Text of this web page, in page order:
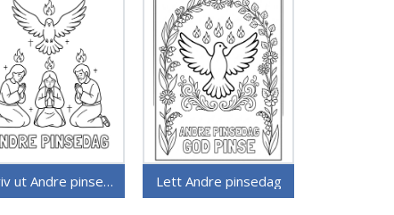
Skriv ut Andre pinsedag Lett Andre pinsedag